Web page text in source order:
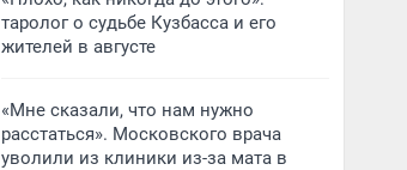
таролог о судьбе Кузбасса и его
жителей в августе
«Мне сказали, что нам нужно
расстаться». Московского врача
уволили из клиники из-за мата в